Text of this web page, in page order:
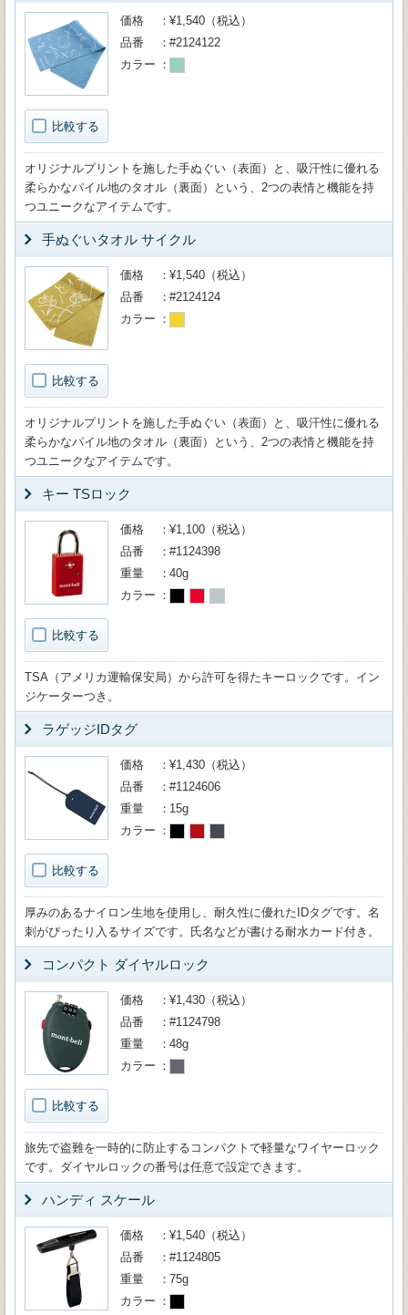
比較する
価格
¥1,540（税込）
品番
#2124122
カラー
オリジナルプリントを施した手ぬぐい（表面）と、吸汗性に優れる
柔らかなパイル地のタオル（裏面）という、2つの表情と機能を持
つユニークなアイテムです。
手ぬぐいタオル サイクル
比較する
価格
¥1,540（税込）
品番
#2124124
カラー
オリジナルプリントを施した手ぬぐい（表面）と、吸汗性に優れる
柔らかなパイル地のタオル（裏面）という、2つの表情と機能を持
つユニークなアイテムです。
キー TSロック
比較する
価格
¥1,100（税込）
品番
#1124398
重量
40g
カラー
TSA（アメリカ運輸保安局）から許可を得たキーロックです。イン
ジケーターつき。
ラゲッジIDタグ
比較する
価格
¥1,430（税込）
品番
#1124606
重量
15g
カラー
厚みのあるナイロン生地を使用し、耐久性に優れたIDタグです。名
刺がぴったり入るサイズです。氏名などが書ける耐水カード付き。
コンパクト ダイヤルロック
比較する
価格
¥1,430（税込）
品番
#1124798
重量
48g
カラー
旅先で盗難を一時的に防止するコンパクトで軽量なワイヤーロック
です。ダイヤルロックの番号は任意で設定できます。
ハンディ スケール
価格
¥1,540（税込）
品番
#1124805
重量
75g
カラー